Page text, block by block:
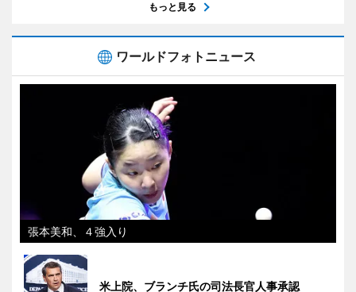
もっと見る
ワールドフォトニュース
張本美和、４強入り
米上院、ブランチ氏の司法長官人事承認